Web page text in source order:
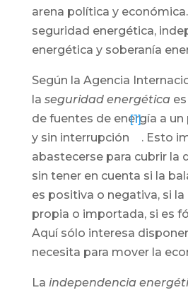
arena política y
seguridad energética,
energética y soberanía
Según la Agencia
la seguridad energéticaes
de fuentes de energía a
y sin interrupción
[1]
. Esto
abastecerse para cubrir la
sin tener en cuenta si la
es positiva o negativa, si la
propia o importada, si es
Aquí sólo interesa
necesita para mover la
La independencia